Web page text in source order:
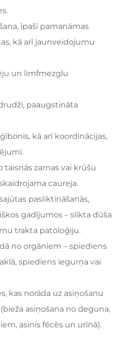
īpaši pamanāmas
kā arī jaunveidojumu
un limfmezglu
paaugstināta
kā arī koordinācijas,
taisnās zarnas vai krūšu
caureja.
pasliktināšanās,
gadījumos – slikta dūša
trakta patoloģiju.
no orgāniem – spiediens
spiediens iegurņa vai
kas norāda uz asiņošanu
asiņošana no deguna,
asinis fēcēs un urīnā).